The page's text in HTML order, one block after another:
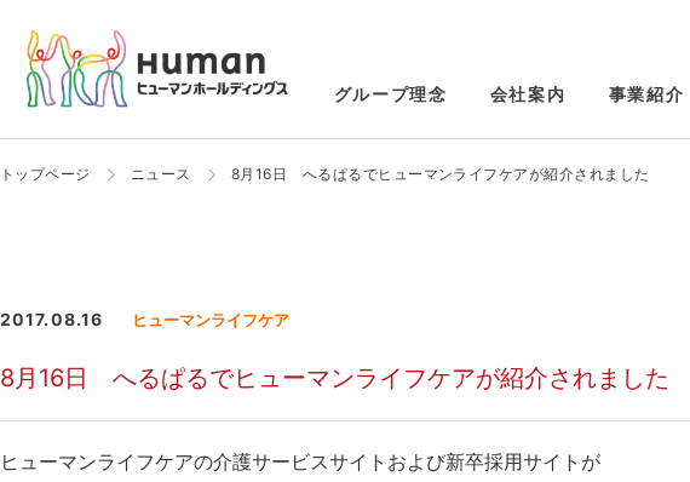
グループ理念 会社案内 事業紹介
トップページ ニュース 8月16日 へるぱるでヒューマンライフケアが紹介されました
2017.08.16 ヒューマンライフケア
8月16日 へるぱるでヒューマンライフケアが紹介されました
ヒューマンライフケアの介護サービスサイトおよび新卒採用サイトが